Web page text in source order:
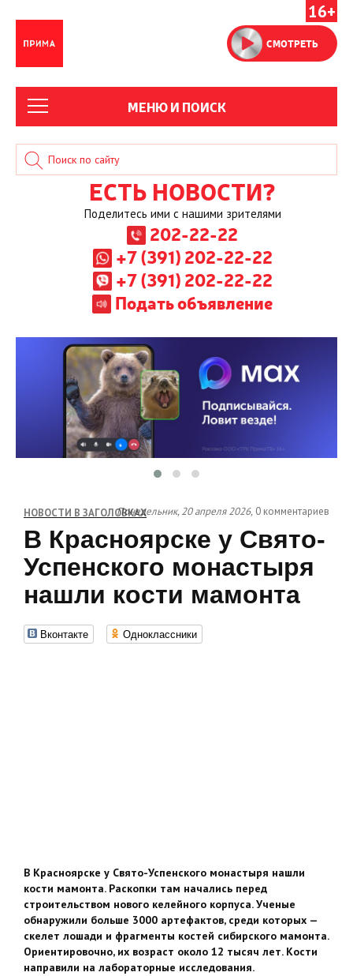
16+
СМОТРЕТЬ
МЕНЮ И ПОИСК
ЕСТЬ НОВОСТИ?
Поделитесь ими с нашими зрителями
202-22-22
+7 (391) 202-22-22
+7 (391) 202-22-22
Подать объявление
НОВОСТИ В ЗАГОЛОВКАХПонедельник, 20 апреля 2026, 0 комментариев
В Красноярске у Свято-
Успенского монастыря
нашли кости мамонта
Вконтакте Одноклассники
В Красноярске у Свято-Успенского монастыря нашли
кости мамонта. Раскопки там начались перед
строительством нового келейного корпуса. Ученые
обнаружили больше 3000 артефактов, среди которых —
скелет лошади и фрагменты костей сибирского мамонта.
Ориентировочно, их возраст около 12 тысяч лет. Кости
направили на лабораторные исследования.